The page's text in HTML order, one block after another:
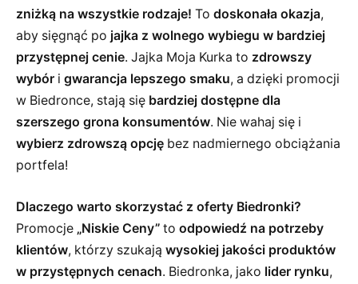
zniżką na wszystkie rodzaje! To doskonała okazja,
aby sięgnąć po jajka z wolnego wybiegu w bardziej
przystępnej cenie. Jajka Moja Kurka to zdrowszy
wybór i gwarancja lepszego smaku, a dzięki promocji
w Biedronce, stają się bardziej dostępne dla
szerszego grona konsumentów. Nie wahaj się i
wybierz zdrowszą opcję bez nadmiernego obciążania
portfela!
Dlaczego warto skorzystać z oferty Biedronki?
Promocje „Niskie Ceny” to odpowiedź na potrzeby
klientów, którzy szukają wysokiej jakości produktów
w przystępnych cenach. Biedronka, jako lider rynku,